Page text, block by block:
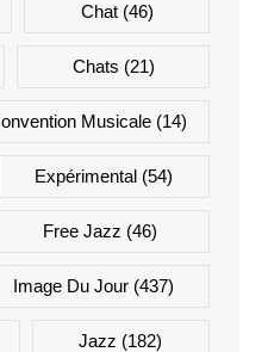
Chat(46)
Chats (21)
Musicale(14)
Expérimental (54)
Free Jazz (46)
Image Du Jour(437)
Jazz (182)